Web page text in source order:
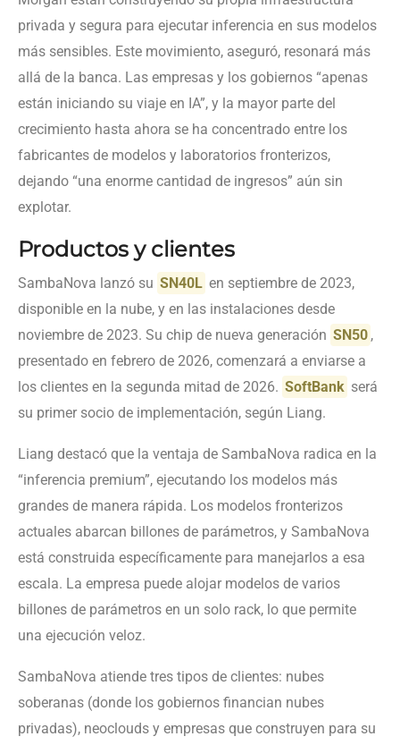
privada y segura para ejecutar inferencia en sus modelos
más sensibles. Este movimiento, aseguró, resonará más
allá de la banca. Las empresas y los gobiernos “apenas
están iniciando su viaje en IA”, y la mayor parte del
crecimiento hasta ahora se ha concentrado entre los
fabricantes de modelos y laboratorios fronterizos,
dejando “una enorme cantidad de ingresos” aún sin
explotar.
Productos y clientes
SambaNova lanzó su SN40L en septiembre de 2023,
disponible en la nube, y en las instalaciones desde
noviembre de 2023. Su chip de nueva generación SN50 ,
presentado en febrero de 2026, comenzará a enviarse a
los clientes en la segunda mitad de 2026. SoftBank será
su primer socio de implementación, según Liang.
Liang destacó que la ventaja de SambaNova radica en la
“inferencia premium”, ejecutando los modelos más
grandes de manera rápida. Los modelos fronterizos
actuales abarcan billones de parámetros, y SambaNova
está construida específicamente para manejarlos a esa
escala. La empresa puede alojar modelos de varios
billones de parámetros en un solo rack, lo que permite
una ejecución veloz.
SambaNova atiende tres tipos de clientes: nubes
soberanas (donde los gobiernos financian nubes
privadas), neoclouds y empresas que construyen para su